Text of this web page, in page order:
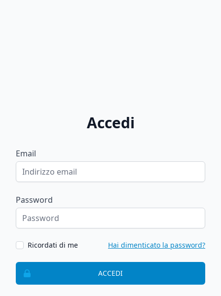
Accedi
Email
Password
Ricordati di me Hai dimenticato la password?
ACCEDI